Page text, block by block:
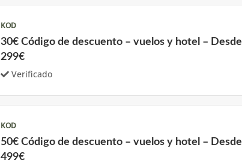
KOD
30€ Código de descuento – vuelos y hotel – Desde
299€
Verificado
KOD
50€ Código de descuento – vuelos y hotel – Desde
499€